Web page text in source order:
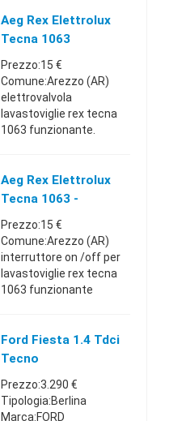
Cambio:Automatico
Anno
Km:140.000 - ...
Aeg Rex Elettrolux
Tecna 1063
Prezzo:15 €
Comune:Arezzo (AR)
elettrovalvola
lavastoviglie rex tecna
1063 funzionante.
formula tra privati visto
e piaciuto spedizioni non
...
Aeg Rex Elettrolux
Tecna 1063 -
Toscana
Prezzo:15 €
Comune:Arezzo (AR)
interruttore on /off per
lavastoviglie rex tecna
1063 funzionante
formula tra privati visto
e piaciuto spedizioni non
Ford Fiesta 1.4 Tdci
Tecno
Prezzo:3.290 €
Tipologia:Berlina
Marca:FORD